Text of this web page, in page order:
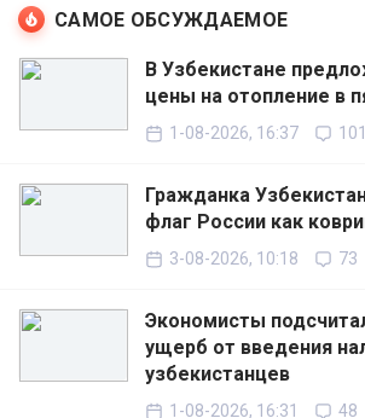
САМОЕ ОБСУЖДАЕМОЕ
В Узбекистане
цены на отопление в
1-08-2026, 16:37 101
Гражданка
флаг России как
3-08-2026, 10:18 73
Экономисты
ущерб от введения
узбекистанцев
1-08-2026, 16:31 48